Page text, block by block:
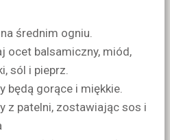
średnim ogniu.
ocet balsamiczny, miód,
sól i pieprz.
będą gorące i miękkie.
z patelni, zostawiając sos i